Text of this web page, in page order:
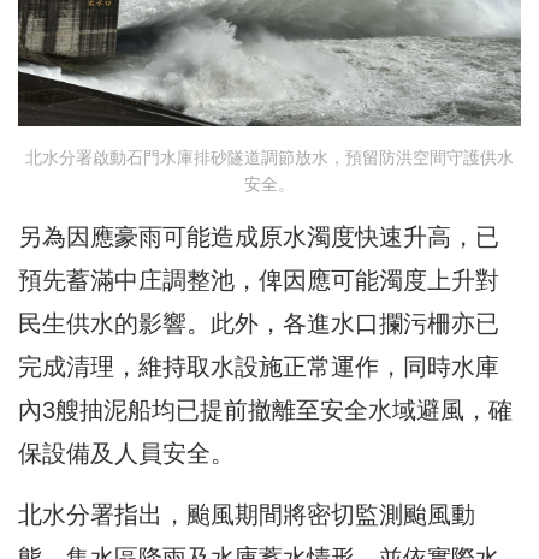
北水分署啟動石門水庫排砂隧道調節放水，預留防洪空間守護供水
安全。
另為因應豪雨可能造成原水濁度快速升高，已
預先蓄滿中庄調整池，俾因應可能濁度上升對
民生供水的影響。此外，各進水口攔污柵亦已
完成清理，維持取水設施正常運作，同時水庫
內3艘抽泥船均已提前撤離至安全水域避風，確
保設備及人員安全。
北水分署指出，颱風期間將密切監測颱風動